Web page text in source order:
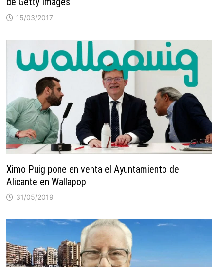
15/03/2017
Ximo Puig pone en venta el Ayuntamiento de
Alicante en Wallapop
31/05/2019